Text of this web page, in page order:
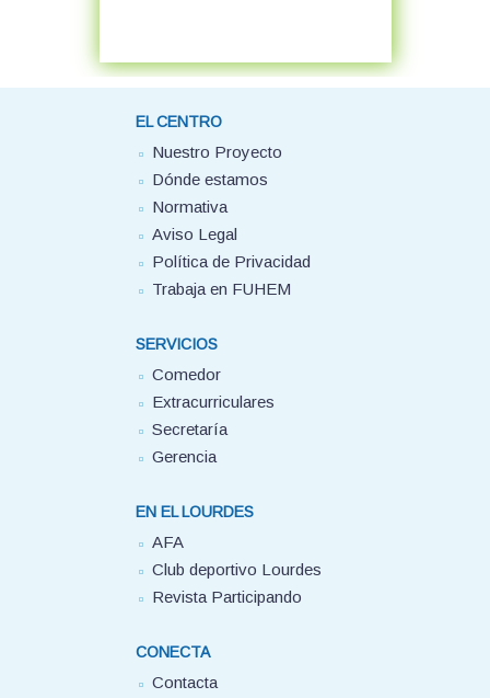
EL CENTRO
Nuestro Proyecto
Dónde estamos
Normativa
Aviso Legal
Política de Privacidad
Trabaja en FUHEM
SERVICIOS
Comedor
Extracurriculares
Secretaría
Gerencia
EN EL LOURDES
AFA
Club deportivo Lourdes
Revista Participando
CONECTA
Contacta